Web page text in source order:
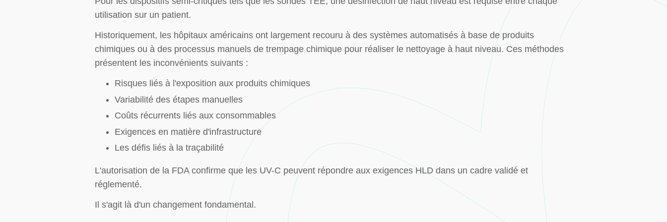
utilisation sur un patient.
Historiquement, les hôpitaux américains ont largement recouru à des systèmes automatisés à base de produits
chimiques ou à des processus manuels de trempage chimique pour réaliser le nettoyage à haut niveau. Ces méthodes
présentent les inconvénients suivants :
Risques liés à l'exposition aux produits chimiques
Variabilité des étapes manuelles
Coûts récurrents liés aux consommables
Exigences en matière d'infrastructure
Les défis liés à la traçabilité
L'autorisation de la FDA confirme que les UV-C peuvent répondre aux exigences HLD dans un cadre validé et
réglementé.
Il s'agit là d'un changement fondamental.